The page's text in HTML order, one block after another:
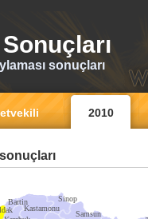
sonuçları
2010
Kastamonu
Sinop
Samsun
Bartin